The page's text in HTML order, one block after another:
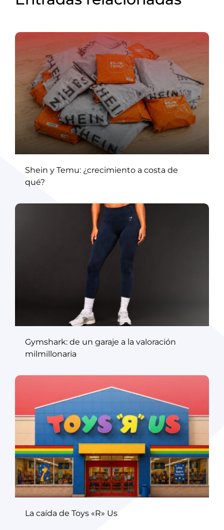
Shein y Temu: ¿crecimiento a costa de
qué?
Gymshark: de un garaje a la valoración
milmillonaria
La caída de Toys «R» Us